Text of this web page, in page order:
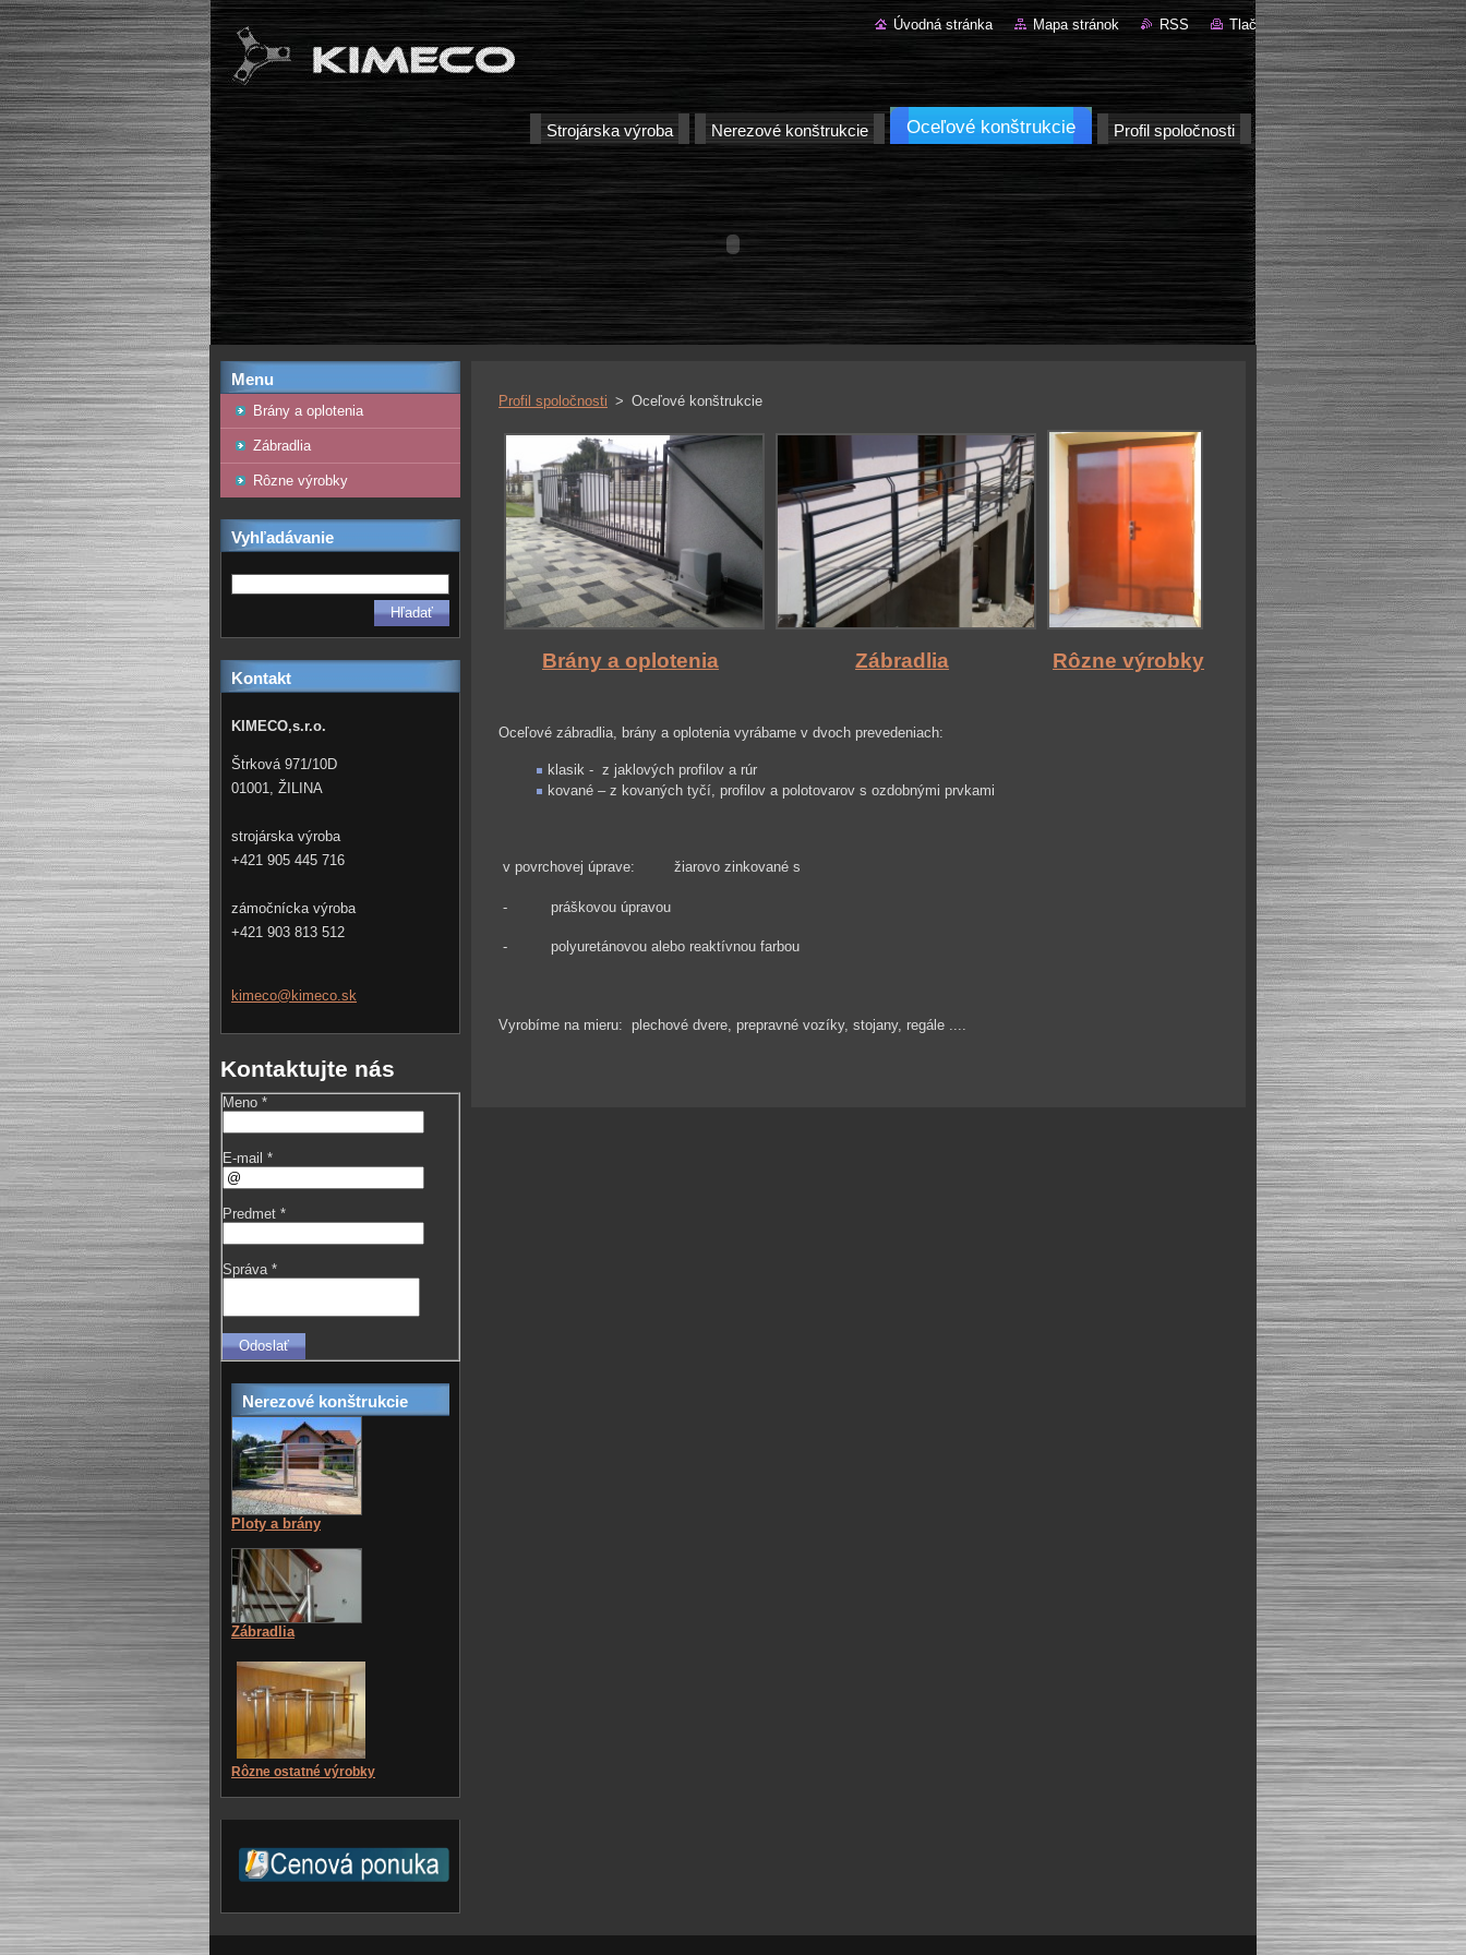
Úvodná stránka Mapa stránok RSS Tlač
Profil spoločnosti
Oceľové konštrukcie
Nerezové konštrukcie
Strojárska výroba
Menu
Brány a oplotenia
Zábradlia
Rôzne výrobky
Vyhľadávanie
Kontakt
KIMECO,s.r.o.
Štrková 971/10D
01001, ŽILINA
strojárska výroba
+421 905 445 716
zámočnícka výroba
+421 903 813 512
kimeco@kimeco.sk
Kontaktujte nás
Meno *
E-mail *
Predmet *
Správa *
Nerezové konštrukcie
Ploty a brány
Zábradlia
Rôzne ostatné výrobky
Profil spoločnosti > Oceľové konštrukcie
Brány a oplotenia Zábradlia Rôzne výrobky
Oceľové zábradlia, brány a oplotenia vyrábame v dvoch prevedeniach:
klasik - z jaklových profilov a rúr
kované – z kovaných tyčí, profilov a polotovarov s ozdobnými prvkami
v povrchovej úprave: žiarovo zinkované s
- práškovou úpravou
- polyuretánovou alebo reaktívnou farbou
Vyrobíme na mieru: plechové dvere, prepravné vozíky, stojany, regále ....